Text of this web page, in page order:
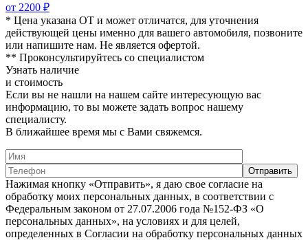
от 2200 ₽
* Цена указана ОТ и может отличатся, для уточнения
действующей цены именно для вашего автомобиля, позвоните
или напишите нам. Не является офертой.
** Проконсультируйтесь со специалистом
Узнать наличие
и стоимость
Если вы не нашли на нашем сайте интересующую вас
информацию, то вы можете задать вопрос нашему
специалисту.
В ближайшее время мы с Вами свяжемся.
Нажимая кнопку «Отправить», я даю свое согласие на
обработку моих персональных данных, в соответствии с
Федеральным законом от 27.07.2006 года №152-ФЗ «О
персональных данных», на условиях и для целей,
определенных в Согласии на обработку персональных данных